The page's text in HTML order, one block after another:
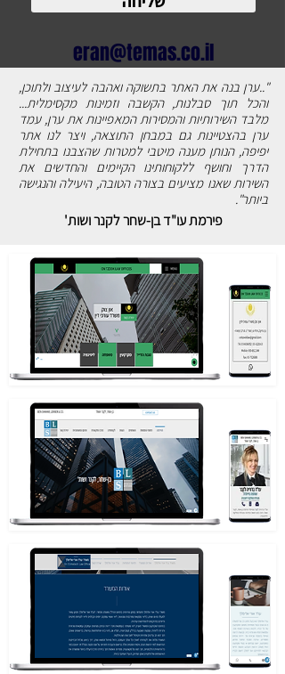
eran@temas.co.il
"..ערן בנה את האתר בתשוקה ואהבה לעיצוב ולתוכן,
והכל תוך סבלנות, הקשבה וזמינות מקסימלית...
מלבד השירותיות והמסירות המאפיינות את ערן, עמד
ערן בהצטיינות גם במבחן התוצאה, ויצר לנו אתר
יפיפה, הנותן מענה מיטבי למטרות שהצבנו בתחילת
הדרך וחושף ללקוחותינו הקיימים והחדשים את
השירות שאנו מציעים בצורה הטובה, היעילה והנגישה
ביותר".
פירמת עו"ד בן-שחר לקנר ושות'